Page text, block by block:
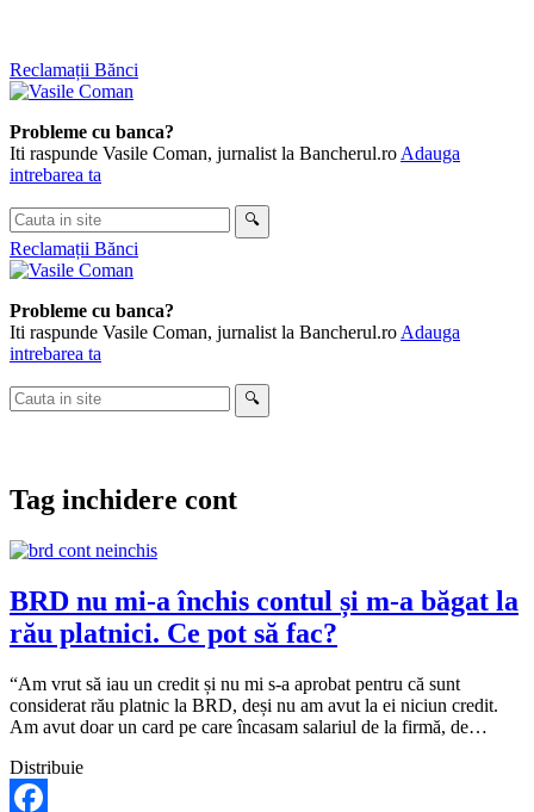
Skip
to
Reclamații Bănci
Probleme cu banca?
Iti raspunde Vasile Coman, jurnalist la Bancherul.ro Adauga
intrebarea ta
Cauta
in
site
🔍
Reclamații Bănci
Probleme cu banca?
Iti raspunde Vasile Coman, jurnalist la Bancherul.ro Adauga
intrebarea ta
Cauta
in
🔍
Tag inchidere cont
BRD nu mi-a închis contul și m-a băgat la
rău platnici. Ce pot să fac?
“Am vrut să iau un credit și nu mi s-a aprobat pentru că sunt
considerat rău platnic la BRD, deși nu am avut la ei niciun credit.
Am avut doar un card pe care încasam salariul de la firmă, de…
Distribuie